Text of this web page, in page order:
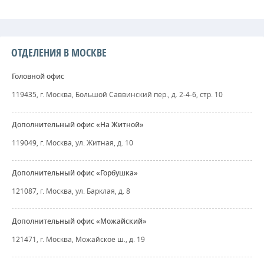
ОТДЕЛЕНИЯ В МОСКВЕ
Головной офис
119435, г. Москва, Большой Саввинский пер., д. 2-4-6, стр. 10
Дополнительный офис «На Житной»
119049, г. Москва, ул. Житная, д. 10
Дополнительный офис «Горбушка»
121087, г. Москва, ул. Барклая, д. 8
Дополнительный офис «Можайский»
121471, г. Москва, Можайское ш., д. 19